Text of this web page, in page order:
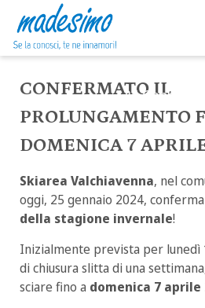
Vai al contenuto
stagione
25 Gennaio
CONFERMATO IL
PROLUNGAMENTO
DOMENICA 7
Skiarea Valchiavenna, nel
oggi, 25 gennaio 2024,
della stagione invernale!
Inizialmente prevista per lunedì
di chiusura slitta di una
sciare fino a domenica 7 aprile